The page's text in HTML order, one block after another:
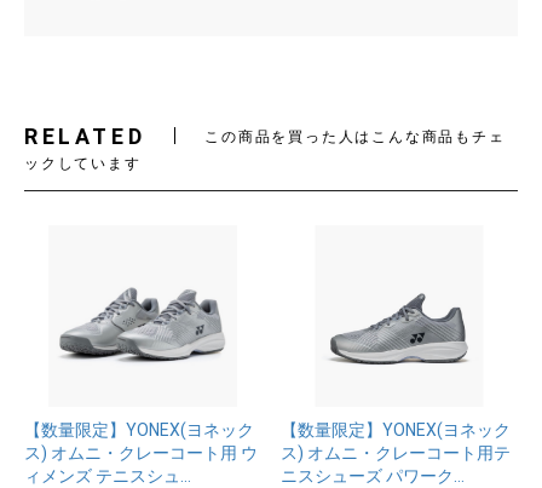
RELATED
この商品を買った人はこんな商品もチェ
ックしています
【数量限定】YONEX(ヨネック
ス) オムニ・クレーコート用 ウ
ィメンズ テニスシュ…
【数量限定】YONEX(ヨネック
ス) オムニ・クレーコート用テ
ニスシューズ パワーク…